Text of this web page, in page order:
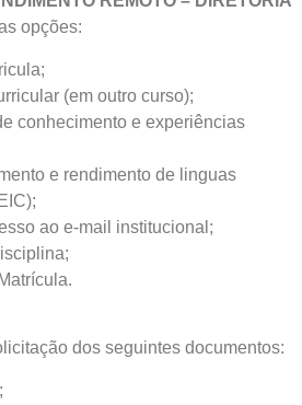
opções:
(em outro curso);
conhecimento e experiências
e rendimento de linguas
ao e-mail institucional;
dos seguintes documentos: